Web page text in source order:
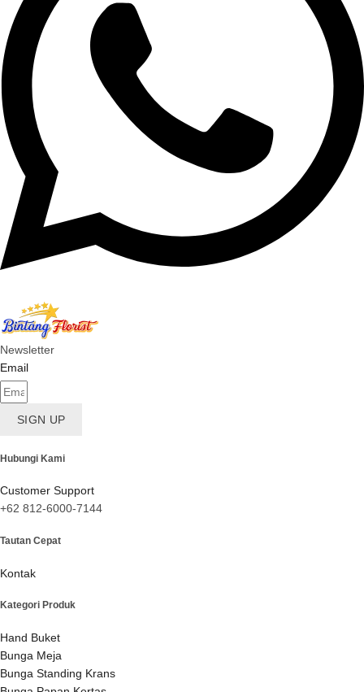
Newsletter
Email
SIGN UP
Hubungi Kami
Customer Support
+62 812-6000-7144
Tautan Cepat
Kontak
Kategori Produk
Hand Buket
Bunga Meja
Bunga Standing Krans